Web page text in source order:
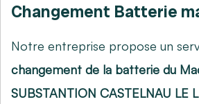
Changement Batterie
Notre entreprise propose un
changement de la batterie du
SUBSTANTION CASTELNAU LE